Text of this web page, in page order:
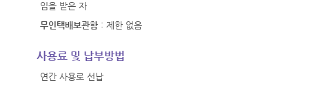
임을 받은 자
무인택배보관함 : 제한 없음
사용료 및 납부방법
연간 사용로 선납